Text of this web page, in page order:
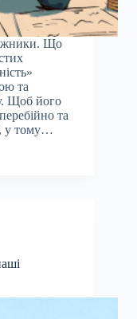
Що
та
Щоб його
та
у тому…